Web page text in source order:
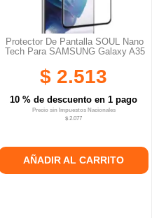
Protector De Pantalla SOUL Nano
Tech Para SAMSUNG Galaxy A35
$ 2.513
10 % de descuento en 1 pago
Precio sin Impuestos Nacionales
$ 2.077
AÑADIR AL CARRITO